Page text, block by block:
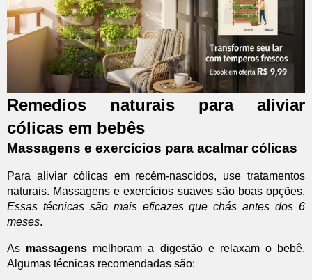
Remedios naturais para aliviar
cólicas em bebês
Massagens e exercícios para acalmar cólicas
Para aliviar cólicas em recém-nascidos, use tratamentos
naturais. Massagens e exercícios suaves são boas opções.
Essas técnicas são mais eficazes que chás antes dos 6
meses.
As massagens melhoram a digestão e relaxam o bebê.
Algumas técnicas recomendadas são: